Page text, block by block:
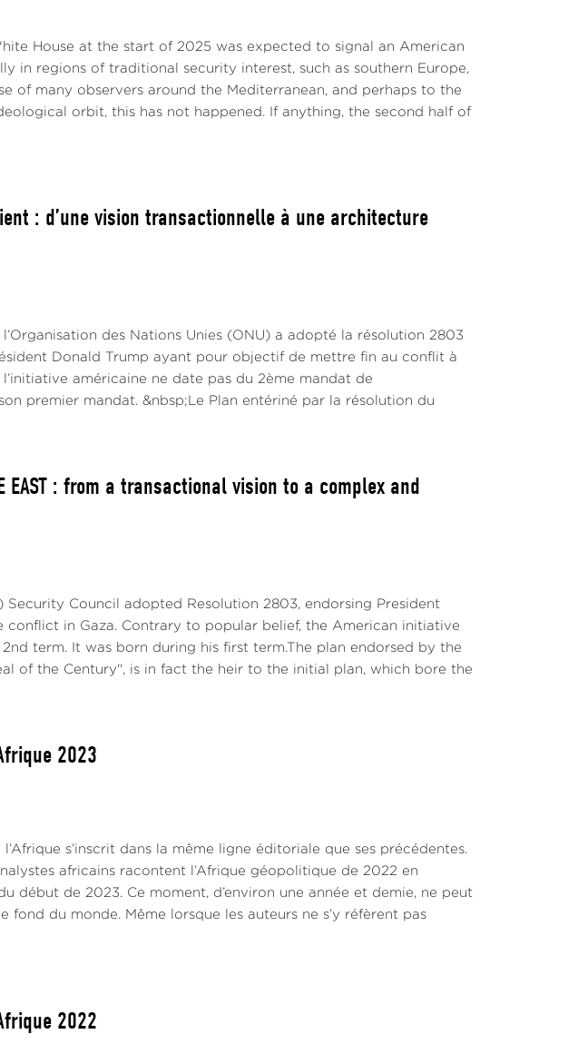
House at the start of 2025 was expected to signal an American
in regions of traditional security interest, such as southern Europe,
of many observers around the Mediterranean, and perhaps to the
orbit, this has not happened. If anything, the second half of
: d’une vision transactionnelle à une architecture
des Nations Unies (ONU) a adopté la résolution 2803
Donald Trump ayant pour objectif de mettre fin au conflit à
américaine ne date pas du 2ème mandat de
premier mandat. &nbsp;Le Plan entériné par la résolution du
EAST : from a transactional vision to a complex and
Security Council adopted Resolution 2803, endorsing President
conflict in Gaza. Contrary to popular belief, the American initiative
term. It was born during his first term.The plan endorsed by the
of the Century'', is in fact the heir to the initial plan, which bore the
2023
s’inscrit dans la même ligne éditoriale que ses précédentes.
africains racontent l’Afrique géopolitique de 2022 en
début de 2023. Ce moment, d’environ une année et demie, ne peut
du monde. Même lorsque les auteurs ne s’y réfèrent pas
2022